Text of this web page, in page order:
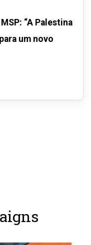
“A Palestina
um novo